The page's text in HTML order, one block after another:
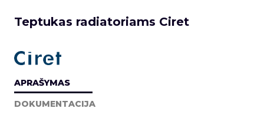
Teptukas radiatoriams Ciret
APRAŠYMAS
DOKUMENTACIJA